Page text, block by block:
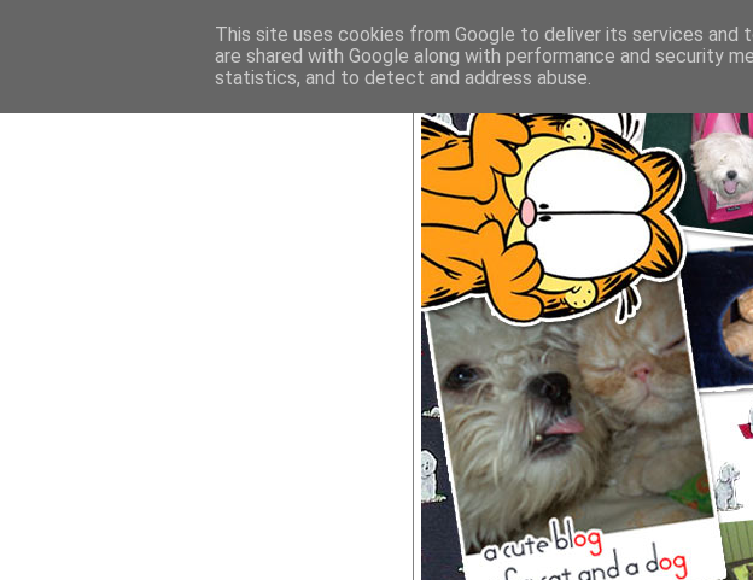
This site uses cookies from Google to deliver its services and
are shared with Google along with performance and security
statistics, and to detect and address abuse.